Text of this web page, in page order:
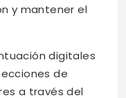
y mantener el
digitales
de
a través del